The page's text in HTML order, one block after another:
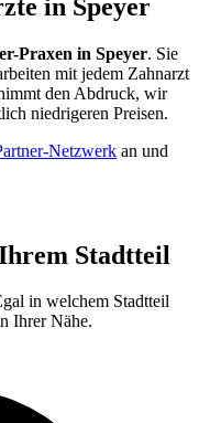
in Speyer
Praxen in Speyer. Sie
mit jedem Zahnarzt
den Abdruck, wir
niedrigeren Preisen.
Netzwerk an und
Stadtteil
in welchem Stadtteil
Ihrer Nähe.